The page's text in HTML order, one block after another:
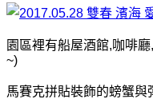
園區裡有船屋酒館,咖啡
~)
馬賽克拼貼裝飾的螃蟹與